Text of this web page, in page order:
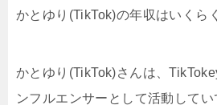
かとゆり(TikTok)の年収はいくら
かとゆり(TikTok)さんは、
ンフルエンサーとして活動して